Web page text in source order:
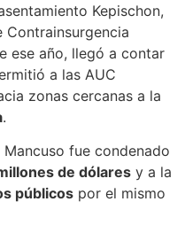
Kepischon,
Contrainsurgencia
ese año, llegó a contar
a las AUC
zonas cercanas a la
.
fue condenado
de dólares y a la
públicos por el mismo